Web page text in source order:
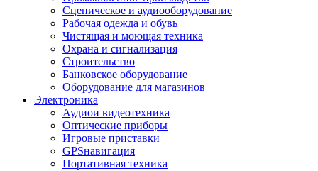
Сценическое и аудиооборудование
Рабочая одежда и обувь
Чистящая и моющая техника
Охрана и сигнализация
Строительство
Банковское оборудование
Оборудование для магазинов
Электроника
Аудиои видеотехника
Оптические приборы
Игровые приставки
GPSнавигация
Портативная техника